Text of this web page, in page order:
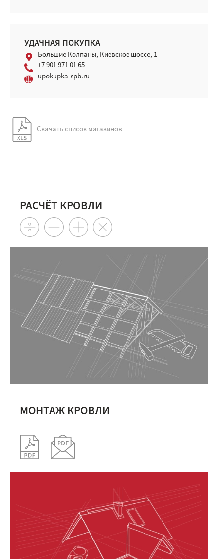
УДАЧНАЯ ПОКУПКА
Большие Колпаны, Киевское шоссе, 1
+7 901 971 01 65
upokupka-spb.ru
Скачать список магазинов
РАСЧЁТ КРОВЛИ
МОНТАЖ КРОВЛИ